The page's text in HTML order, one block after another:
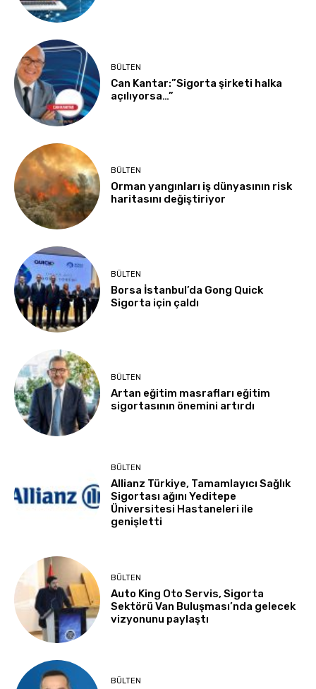
BÜLTEN
Can Kantar:”Sigorta şirketi halka
açılıyorsa…”
BÜLTEN
Orman yangınları iş dünyasının risk
haritasını değiştiriyor
BÜLTEN
Borsa İstanbul’da Gong Quick
Sigorta için çaldı
BÜLTEN
Artan eğitim masrafları eğitim
sigortasının önemini artırdı
BÜLTEN
Allianz Türkiye, Tamamlayıcı Sağlık
Sigortası ağını Yeditepe
Üniversitesi Hastaneleri ile
genişletti
BÜLTEN
Auto King Oto Servis, Sigorta
Sektörü Van Buluşması’nda gelecek
vizyonunu paylaştı
BÜLTEN